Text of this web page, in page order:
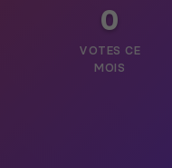
0
VOTES CE
MOIS